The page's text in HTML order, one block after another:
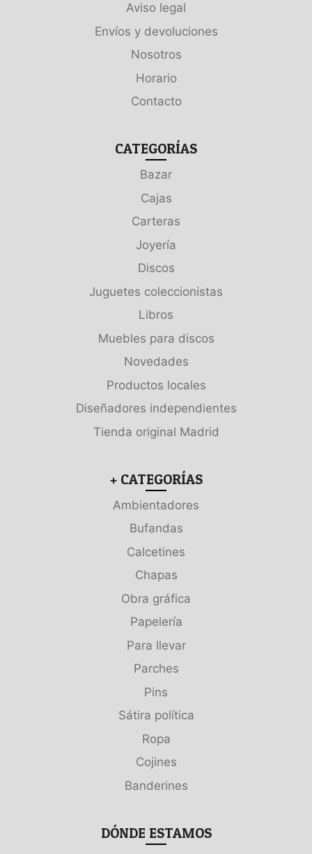
Aviso legal
Envíos y devoluciones
Nosotros
Horario
Contacto
CATEGORÍAS
Bazar
Cajas
Carteras
Joyería
Discos
Juguetes coleccionistas
Libros
Muebles para discos
Novedades
Productos locales
Diseñadores independientes
Tienda original Madrid
+ CATEGORÍAS
Ambientadores
Bufandas
Calcetines
Chapas
Obra gráfica
Papelería
Para llevar
Parches
Pins
Sátira política
Ropa
Cojines
Banderines
DÓNDE ESTAMOS